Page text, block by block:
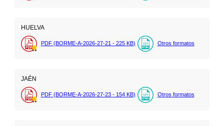
HUELVA
PDF (BORME-A-2026-27-21 - 225 KB) Otros formatos
JAÉN
PDF (BORME-A-2026-27-23 - 154 KB) Otros formatos